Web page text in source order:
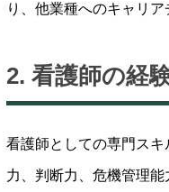
り、他業種へのキャリ
2. 看護師の経
看護師としての専門ス
力、判断力、危機管理